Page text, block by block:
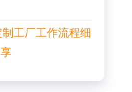
制工厂工作流程细